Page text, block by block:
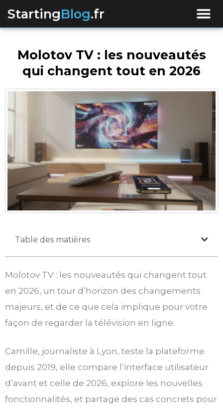
StartingBlog.fr
Molotov TV : les nouveautés
qui changent tout en 2026
Table des matières
Molotov TV : les nouveautés qui changent tout
en 2026, un tour d’horizon des changements
majeurs, et de ce que cela implique pour votre
façon de regarder la télévision en ligne.
Camille, journaliste à Lyon, teste la plateforme
depuis 2019, elle compare l’interface utilisateur
d’avant et celle de 2026, explore les nouvelles
fonctionnalités, et partage des cas concrets pour